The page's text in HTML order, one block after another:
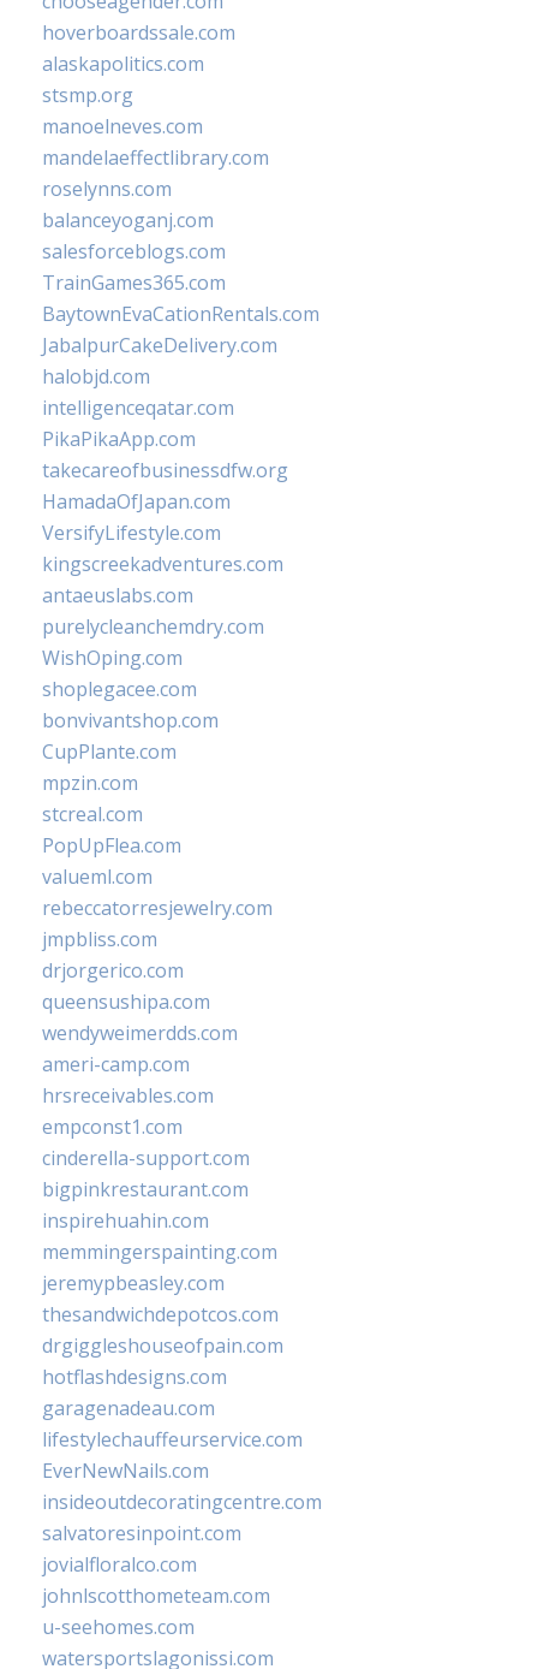
hoverboardssale.com
alaskapolitics.com
stsmp.org
manoelneves.com
mandelaeffectlibrary.com
roselynns.com
balanceyoganj.com
salesforceblogs.com
TrainGames365.com
BaytownEvaCationRentals.com
JabalpurCakeDelivery.com
halobjd.com
intelligenceqatar.com
PikaPikaApp.com
takecareofbusinessdfw.org
HamadaOfJapan.com
VersifyLifestyle.com
kingscreekadventures.com
antaeuslabs.com
purelycleanchemdry.com
WishOping.com
shoplegacee.com
bonvivantshop.com
CupPlante.com
mpzin.com
stcreal.com
PopUpFlea.com
valueml.com
rebeccatorresjewelry.com
jmpbliss.com
drjorgerico.com
queensushipa.com
wendyweimerdds.com
ameri-camp.com
hrsreceivables.com
empconst1.com
cinderella-support.com
bigpinkrestaurant.com
inspirehuahin.com
memmingerspainting.com
jeremypbeasley.com
thesandwichdepotcos.com
drgiggleshouseofpain.com
hotflashdesigns.com
garagenadeau.com
lifestylechauffeurservice.com
EverNewNails.com
insideoutdecoratingcentre.com
salvatoresinpoint.com
jovialfloralco.com
johnlscotthometeam.com
u-seehomes.com
watersportslagonissi.com